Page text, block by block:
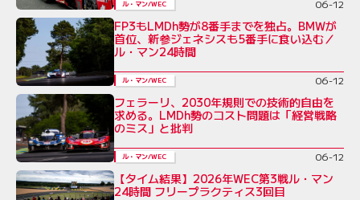
ル・マン/WEC 06-12
FP3もLMDh勢が8番手までを独占。BMWが
首位、新参ジェネシスも5番手に食い込む／
ル・マン24時間
ル・マン/WEC 06-12
フェラーリ、2030年規則での技術的自由を
求める。LMDh勢のコスト問題は「経営戦略
のミス」と批判
ル・マン/WEC 06-12
【タイム結果】2026年WEC第3戦ル・マン
24時間 フリープラクティス3回目